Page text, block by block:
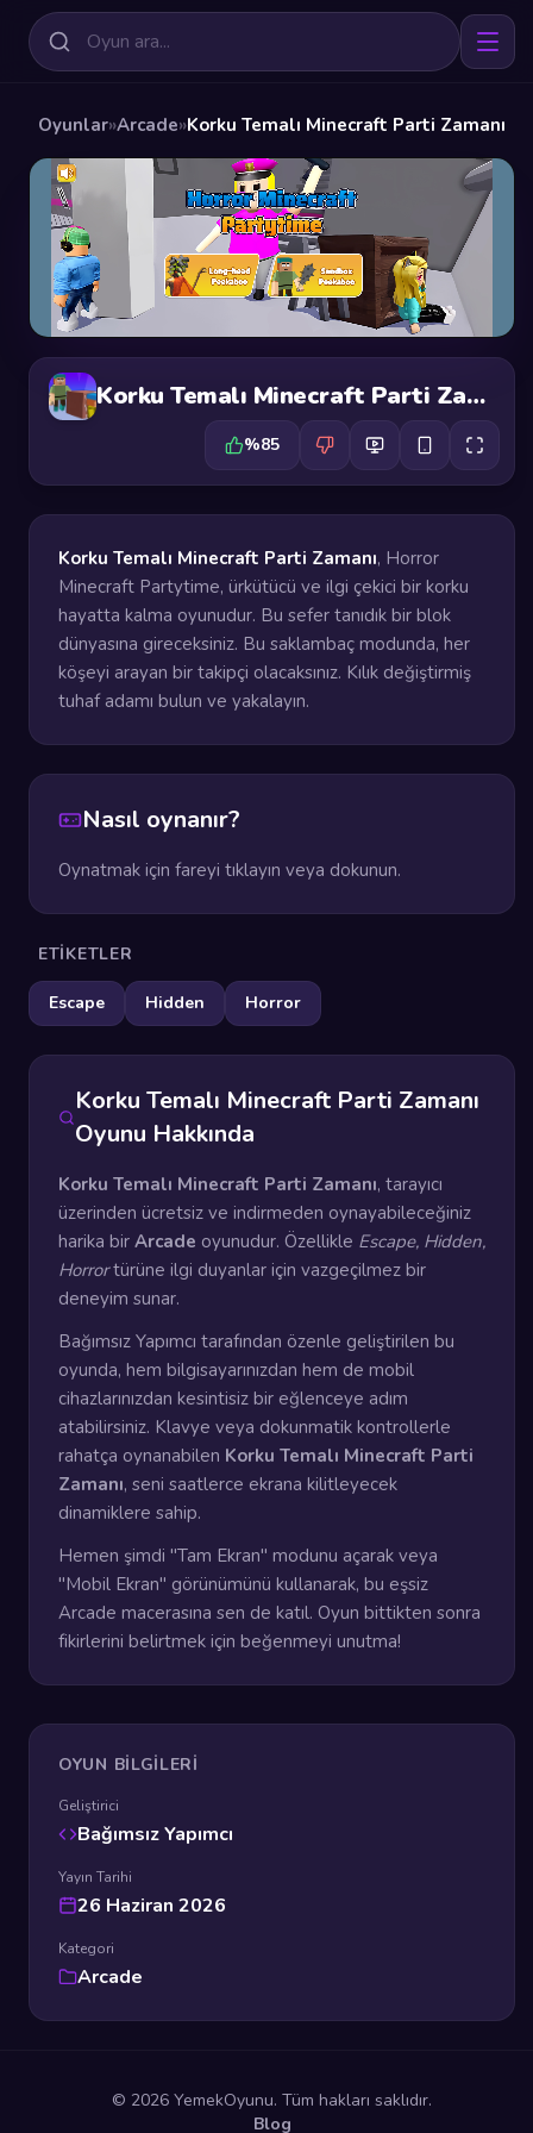
Oyunlar»Arcade»Korku Temalı Minecraft Parti Zamanı
Korku Temalı Minecraft Parti Zamanı
%85
Korku Temalı Minecraft Parti Zamanı, Horror
Minecraft Partytime, ürkütücü ve ilgi çekici bir korku
hayatta kalma oyunudur. Bu sefer tanıdık bir blok
dünyasına gireceksiniz. Bu saklambaç modunda, her
köşeyi arayan bir takipçi olacaksınız. Kılık değiştirmiş
tuhaf adamı bulun ve yakalayın.
Nasıl oynanır?
Oynatmak için fareyi tıklayın veya dokunun.
ETIKETLER
Escape Hidden Horror
Korku Temalı Minecraft Parti Zamanı
Oyunu Hakkında
Korku Temalı Minecraft Parti Zamanı, tarayıcı
üzerinden ücretsiz ve indirmeden oynayabileceğiniz
harika bir Arcade oyunudur. Özellikle Escape, Hidden,
Horrortürüne ilgi duyanlar için vazgeçilmez bir
deneyim sunar.
Bağımsız Yapımcı tarafından özenle geliştirilen bu
oyunda, hem bilgisayarınızdan hem de mobil
cihazlarınızdan kesintisiz bir eğlenceye adım
atabilirsiniz. Klavye veya dokunmatik kontrollerle
rahatça oynanabilen Korku Temalı Minecraft Parti
Zamanı, seni saatlerce ekrana kilitleyecek
dinamiklere sahip.
Hemen şimdi "Tam Ekran" modunu açarak veya
"Mobil Ekran" görünümünü kullanarak, bu eşsiz
Arcade macerasına sen de katıl. Oyun bittikten sonra
fikirlerini belirtmek için beğenmeyi unutma!
OYUN BILGILERI
Geliştirici
Bağımsız Yapımcı
Yayın Tarihi
26 Haziran 2026
Kategori
Arcade
© 2026 YemekOyunu. Tüm hakları saklıdır.
Blog